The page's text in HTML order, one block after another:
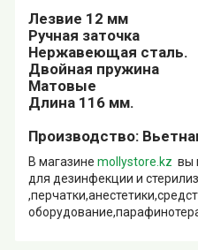
Лезвие 12 мм
Ручная заточка
Нержавеющая сталь.
Двойная пружина
Матовые
Длина 116 мм.
Производство:
В магазине mollystore.kz вы
для дезинфекции и